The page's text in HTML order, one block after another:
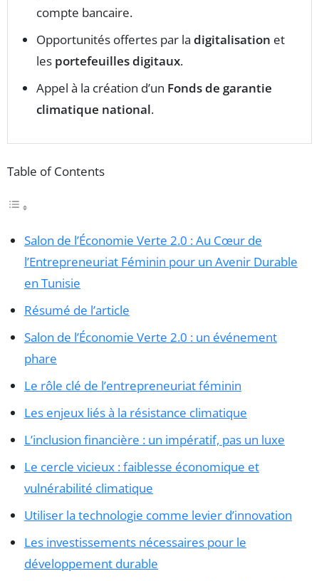
compte bancaire.
Opportunités offertes par la digitalisation et
les portefeuilles digitaux.
Appel à la création d’un Fonds de garantie
climatique national.
Table of Contents
Salon de l’Économie Verte 2.0 : Au Cœur de
l’Entrepreneuriat Féminin pour un Avenir Durable
en Tunisie
Résumé de l’article
Salon de l’Économie Verte 2.0 : un événement
phare
Le rôle clé de l’entrepreneuriat féminin
Les enjeux liés à la résistance climatique
L’inclusion financière : un impératif, pas un luxe
Le cercle vicieux : faiblesse économique et
vulnérabilité climatique
Utiliser la technologie comme levier d’innovation
Les investissements nécessaires pour le
développement durable